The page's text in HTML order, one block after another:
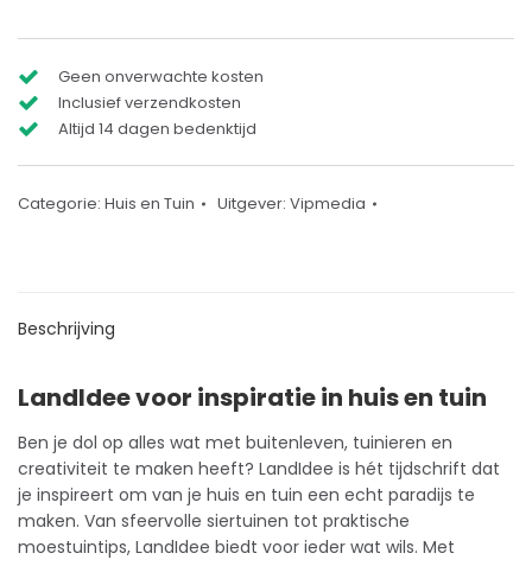
Geen onverwachte kosten
Inclusief verzendkosten
Altijd 14 dagen bedenktijd
Categorie: Huis en Tuin Uitgever: Vipmedia
Beschrijving
LandIdee voor inspiratie in huis en tuin
Ben je dol op alles wat met buitenleven, tuinieren en
creativiteit te maken heeft? LandIdee is hét tijdschrift dat
je inspireert om van je huis en tuin een echt paradijs te
maken. Van sfeervolle siertuinen tot praktische
moestuintips, LandIdee biedt voor ieder wat wils. Met